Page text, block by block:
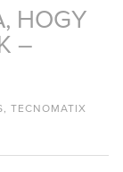
HOGY
–
, TECNOMATIX